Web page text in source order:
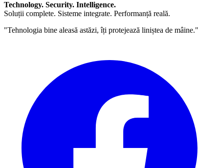
Technology. Security. Intelligence.
Soluții complete. Sisteme integrate. Performanță reală.
"Tehnologia bine aleasă astăzi, îți protejează liniștea de mâine."